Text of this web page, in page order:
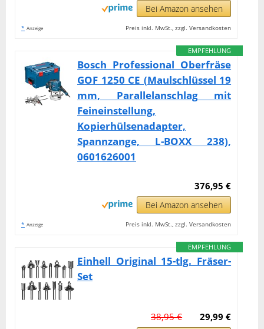
Bei Amazon ansehen
* Anzeige Preis inkl. MwSt., zzgl. Versandkosten
EMPFEHLUNG
Bosch Professional Oberfräse
GOF 1250 CE (Maulschlüssel 19
mm, Parallelanschlag mit
Feineinstellung,
Kopierhülsenadapter,
Spannzange, L-BOXX 238),
0601626001
376,95 €
Bei Amazon ansehen
* Anzeige Preis inkl. MwSt., zzgl. Versandkosten
EMPFEHLUNG
Einhell Original 15-tlg. Fräser-
Set
29,99 €
38,95 €